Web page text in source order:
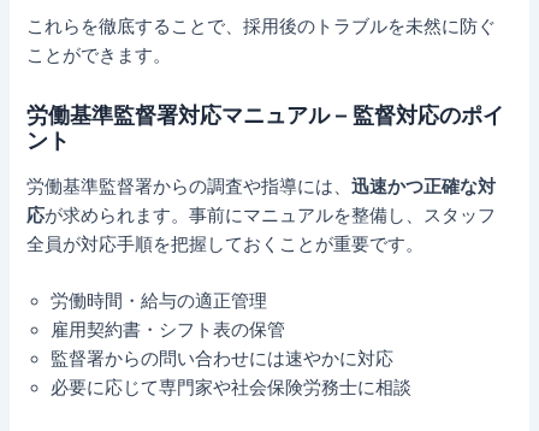
これらを徹底することで、採用後のトラブルを未然に防ぐ
ことができます。
労働基準監督署対応マニュアル – 監督対応のポイ
ント
労働基準監督署からの調査や指導には、迅速かつ正確な対
応が求められます。事前にマニュアルを整備し、スタッフ
全員が対応手順を把握しておくことが重要です。
労働時間・給与の適正管理
雇用契約書・シフト表の保管
監督署からの問い合わせには速やかに対応
必要に応じて専門家や社会保険労務士に相談